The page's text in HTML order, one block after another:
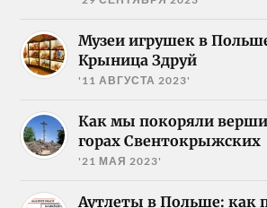
Музеи игрушек в
Крыница Здруй
'11 АВГУСТА 2023'
Как мы покоряли
горах Свентокрыжских
'21 МАЯ 2023'
Аутлеты в Польше: как